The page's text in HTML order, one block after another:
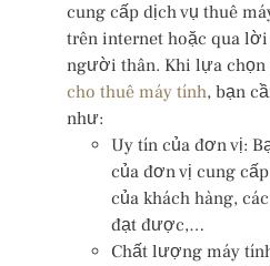
cung cấp dịch vụ thuê
trên internet hoặc qua
người thân. Khi lựa chọn
cho thuê máy tính, bạn
như:
Uy tín của đơn vị:
của đơn vị cung
của khách hàng,
đạt được,…
Chất lượng máy